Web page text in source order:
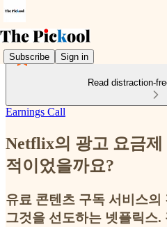
Subscribe Sign in
Read distraction-
Earnings Call
Netflix의 광고 요금
적이었을까요?
유료 콘텐츠 구독 서비스의
그것을 선도하는 넷플릭스